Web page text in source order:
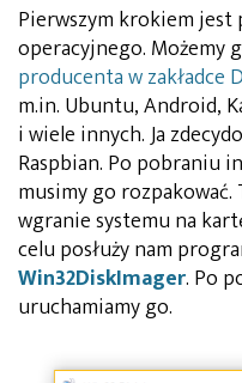
Pierwszym krokiem
operacyjnego. Możemy
producenta w zakładce
m.in. Ubuntu, Android,
i wiele innych. Ja
Raspbian. Po pobraniu
musimy go rozpakować.
wgranie systemu na
celu posłuży nam
Win32DiskImager. Po
uruchamiamy go.